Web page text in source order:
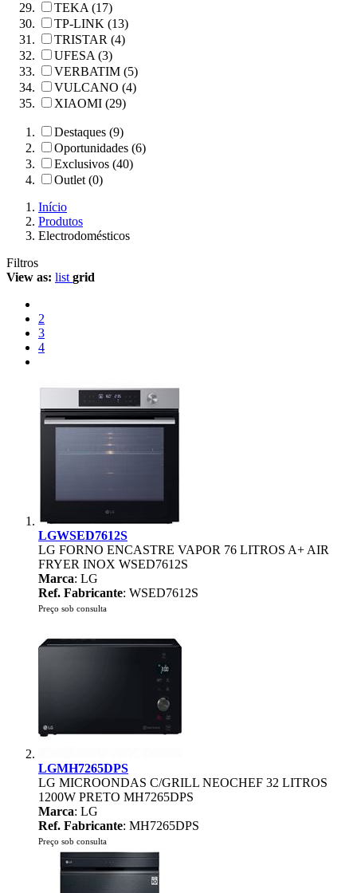
TEKA (17)
TP-LINK (13)
TRISTAR (4)
UFESA (3)
VERBATIM (5)
VULCANO (4)
XIAOMI (29)
Destaques (9)
Oportunidades (6)
Exclusivos (40)
Outlet (0)
Início
Produtos
Electrodomésticos
Filtros
View as: list grid
2
3
4
LGWSED7612S
LG FORNO ENCASTRE VAPOR 76 LITROS A+ AIR
FRYER INOX WSED7612S
Marca: LG
Ref. Fabricante: WSED7612S
Preço sob consulta
LGMH7265DPS
LG MICROONDAS C/GRILL NEOCHEF 32 LITROS
1200W PRETO MH7265DPS
Marca: LG
Ref. Fabricante: MH7265DPS
Preço sob consulta